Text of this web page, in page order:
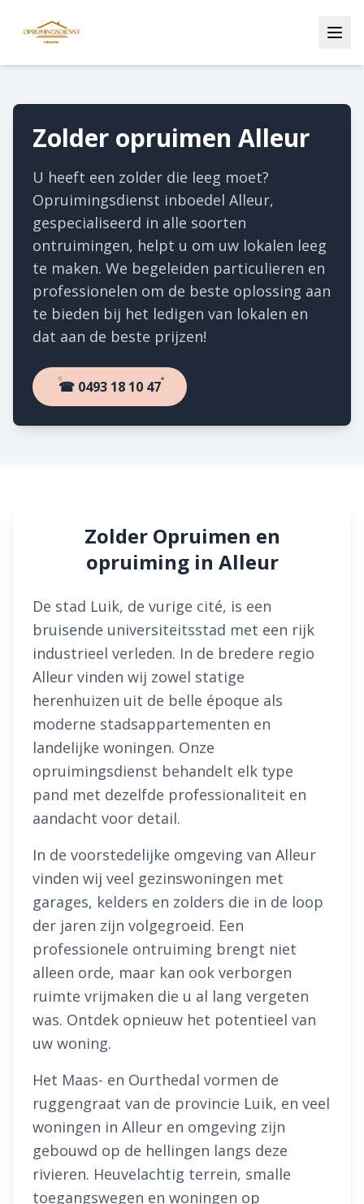
Zolder opruimen Alleur
U heeft een zolder die leeg moet?
Opruimingsdienst inboedel Alleur,
gespecialiseerd in alle soorten
ontruimingen, helpt u om uw lokalen leeg
te maken. We begeleiden particulieren en
professionelen om de beste oplossing aan
te bieden bij het ledigen van lokalen en
dat aan de beste prijzen!
☎ 0493 18 10 47
Zolder Opruimen en
opruiming in Alleur
De stad Luik, de vurige cité, is een
bruisende universiteitsstad met een rijk
industrieel verleden. In de bredere regio
Alleur vinden wij zowel statige
herenhuizen uit de belle époque als
moderne stadsappartementen en
landelijke woningen. Onze
opruimingsdienst behandelt elk type
pand met dezelfde professionaliteit en
aandacht voor detail.
In de voorstedelijke omgeving van Alleur
vinden wij veel gezinswoningen met
garages, kelders en zolders die in de loop
der jaren zijn volgegroeid. Een
professionele ontruiming brengt niet
alleen orde, maar kan ook verborgen
ruimte vrijmaken die u al lang vergeten
was. Ontdek opnieuw het potentieel van
uw woning.
Het Maas- en Ourthedal vormen de
ruggengraat van de provincie Luik, en veel
woningen in Alleur en omgeving zijn
gebouwd op de hellingen langs deze
rivieren. Heuvelachtig terrein, smalle
toegangswegen en woningen op